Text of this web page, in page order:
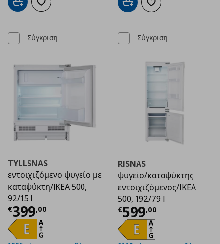
Προσθήκη στο καλάθι
Προσθήκη στα αγαπημένα Προσθήκη στο καλάθι
Προσθήκη στα
Σύγκριση
TYLLSNAS
εντοιχιζόμενο ψυγείο με
καταψύκτη/IKEA 500,
92/15 l
€399,00
Τρέχουσα τιμή € 399,00
Σύγκριση
RISNAS
ψυγείο/καταψύκτης
εντοιχιζόμενος/IKEA
500, 192/79 l
€599,00
Τρέχουσα